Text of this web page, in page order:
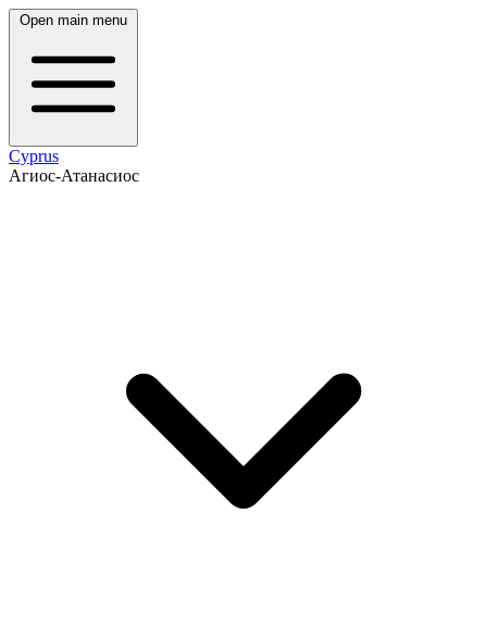
Open main menu
Cyprus
Агиос-Атанасиос